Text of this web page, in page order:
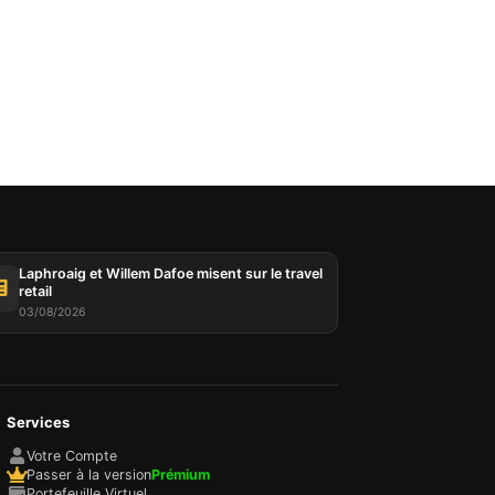
Laphroaig et Willem Dafoe misent sur le travel
retail
03/08/2026
Services
Votre Compte
Passer à la versionPrémium
des